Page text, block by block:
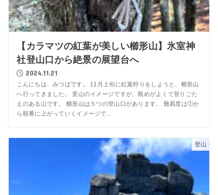
【カラマツの紅葉が美しい櫛形山】氷室神
社登山口から絶景の展望台へ
2024.11.21
こんにちは、みつばです。 11月上旬に紅葉狩りをしようと、櫛形山
へ行ってきました。 里山のイメージですが、眺めがよくて登りごた
えのある山です。 櫛形山は５つの登山口があります。 難易度は①か
ら順番に上がっていくイメージで...
登山